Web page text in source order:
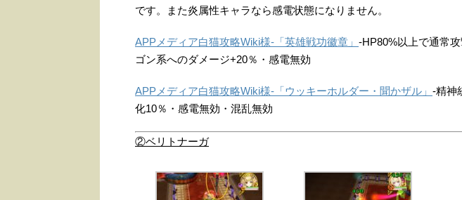
です。また炎属性キャラなら感電状態になりません。
APPメディア白猫攻略Wiki様-「英雄戦功徽章」 -HP80%以上で通常
ゴン系へのダメージ+20％・感電無効
APPメディア白猫攻略Wiki様-「ウッキーホルダー・聞かザル」 -精神
化10％・感電無効・混乱無効
②ベリトナーガ